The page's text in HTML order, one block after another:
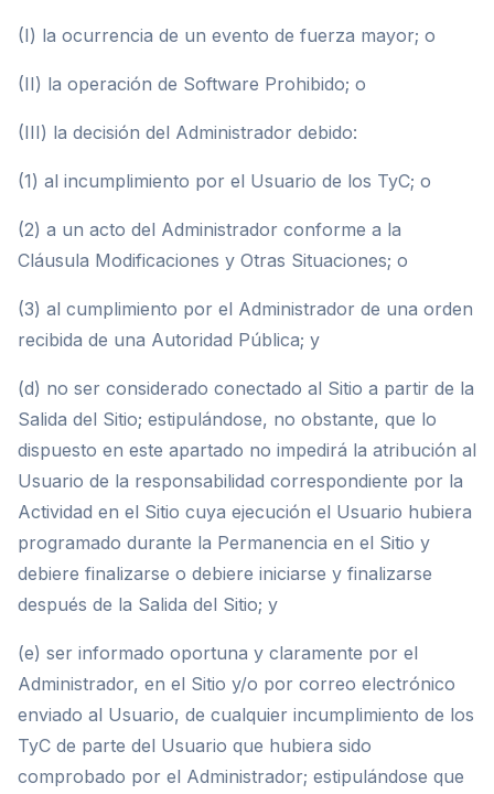
(I) la ocurrencia de un evento de fuerza mayor; o
(II) la operación de Software Prohibido; o
(III) la decisión del Administrador debido:
(1) al incumplimiento por el Usuario de los TyC; o
(2) a un acto del Administrador conforme a la
Cláusula Modificaciones y Otras Situaciones; o
(3) al cumplimiento por el Administrador de una orden
recibida de una Autoridad Pública; y
(d) no ser considerado conectado al Sitio a partir de la
Salida del Sitio; estipulándose, no obstante, que lo
dispuesto en este apartado no impedirá la atribución al
Usuario de la responsabilidad correspondiente por la
Actividad en el Sitio cuya ejecución el Usuario hubiera
programado durante la Permanencia en el Sitio y
debiere finalizarse o debiere iniciarse y finalizarse
después de la Salida del Sitio; y
(e) ser informado oportuna y claramente por el
Administrador, en el Sitio y/o por correo electrónico
enviado al Usuario, de cualquier incumplimiento de los
TyC de parte del Usuario que hubiera sido
comprobado por el Administrador; estipulándose que